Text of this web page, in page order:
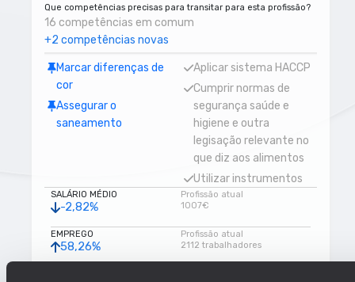
Que competências precisas para transitar para esta profissão?
16 competências em comum
+2 competências novas
Marcar diferenças de
cor
Assegurar o
saneamento
Aplicar sistema HACCP
Cumprir normas de
segurança saúde e
higiene e outra
legisação relevante no
que diz aos alimentos
Utilizar instrumentos
de corte de alimentos
aquáticos e criar
animais aquáticos
SALÁRIO MÉDIO
-2,82%
Profissão atual
1007€
EMPREGO
58,26%
Profissão atual
2112 trabalhadores